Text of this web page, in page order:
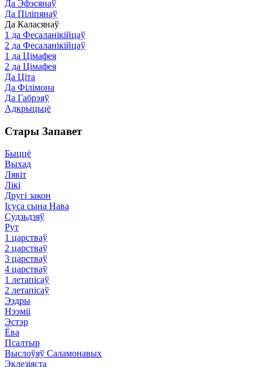
Да Эфэсянаў
Да Піліпянаў
Да Каласянаў
1 да Фесаланікійцаў
2 да Фесаланікійцаў
1 да Цімафея
2 да Цімафея
Да Ціта
Да Філімона
Да Габрэяў
Адкрыцьцё
Стары Запавет
Быццё
Выхад
Лявіт
Лікі
Другі закон
Ісуса сына Нава
Судзьдзяў
Рут
1 царстваў
2 царстваў
3 царстваў
4 царстваў
1 летапісаў
2 летапісаў
Эздры
Нээміі
Эстэр
Ёва
Псалтыр
Выслоўяў Саламонавых
Эклезіяста